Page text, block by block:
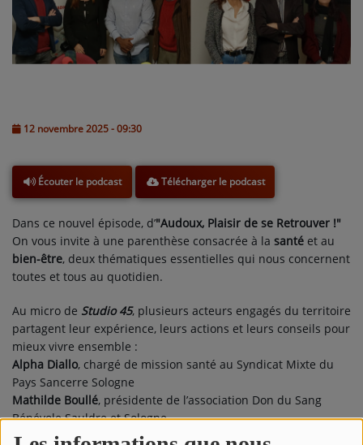
LA CHRONIQUE ENVIRONNEMENTALE
LA CHRONIQUE MUSICALE
SONS 2 DARONS
La Radio
EQUIPE
PODCASTS
INTERVIEW
Musique
TITRES DIFFUSÉS
12 novembre 2025 - 09:30
Écouter le podcast Télécharger le podcast
Dans ce nouvel épisode, d’"Audoux, Plaisir de se Retrouver !"
On vous invite à une parenthèse consacrée à la santé et au
bien-être, deux thématiques essentielles qui nous concernent
toutes et tous au quotidien.
Au micro de Studio 45, plusieurs acteurs engagés du territoire
partagent leur expérience, leurs actions et leurs conseils pour
mieux vivre ensemble :
Alpha Diallo, chargé de mission santé au Syndicat Mixte du
Pays Sancerre Sologne
Mathilde Boullé, présidente de l’association Don du Sang
Bénévole Sauldre et Sologne
Jean-Yves Debarre
, médecin retraité et élu local impliqué